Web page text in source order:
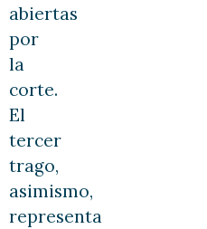
abiertas
por
la
corte.
El
tercer
trago,
asimismo,
representa